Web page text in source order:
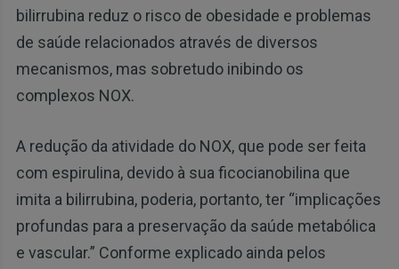
bilirrubina reduz o risco de obesidade e problemas
de saúde relacionados através de diversos
mecanismos, mas sobretudo inibindo os
complexos NOX.
A redução da atividade do NOX, que pode ser feita
com espirulina, devido à sua ficocianobilina que
imita a bilirrubina, poderia, portanto, ter “implicações
profundas para a preservação da saúde metabólica
e vascular.” Conforme explicado ainda pelos